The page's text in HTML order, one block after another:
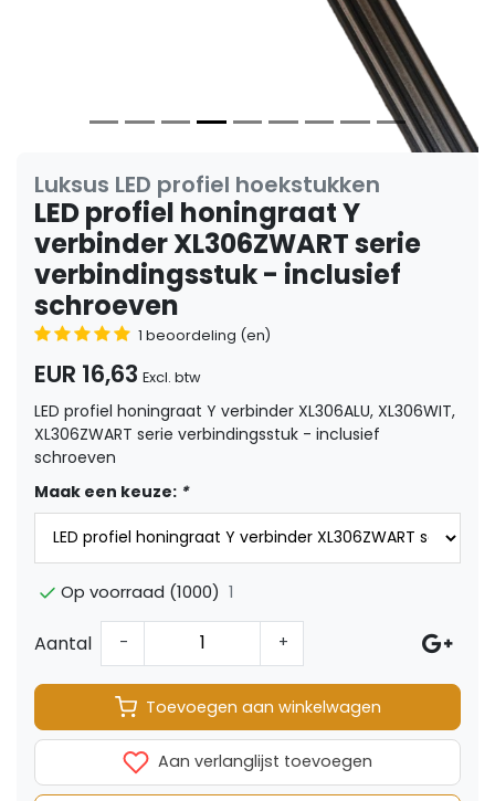
Luksus LED profiel hoekstukken
LED profiel honingraat Y
verbinder XL306ZWART serie
verbindingsstuk - inclusief
schroeven
1 beoordeling (en)
EUR 16,63 Excl. btw
LED profiel honingraat Y verbinder XL306ALU, XL306WIT,
XL306ZWART serie verbindingsstuk - inclusief
schroeven
Maak een keuze: *
Op voorraad (1000) 1
Aantal - +
Toevoegen aan winkelwagen
Aan verlanglijst toevoegen